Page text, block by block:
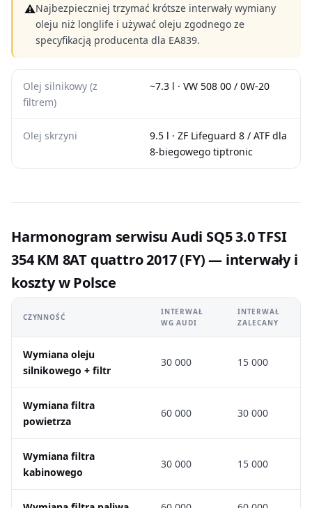
⚠Najbezpieczniej trzymać krótsze interwały wymiany
oleju niż longlife i używać oleju zgodnego ze
specyfikacją producenta dla EA839.
Olej silnikowy (z
filtrem)
~7.3 l · VW 508 00 / 0W-20
Olej skrzyni
9.5 l · ZF Lifeguard 8 / ATF dla
8-biegowego tiptronic
Harmonogram serwisu Audi SQ5 3.0 TFSI
354 KM 8AT quattro 2017 (FY) — interwały i
koszty w Polsce
CZYNNOŚĆ
INTERWAŁ
WG AUDI
INTERWAŁ
ZALECANY
Wymiana oleju
silnikowego + filtr
30 000 15 000
Wymiana filtra
powietrza
60 000 30 000
Wymiana filtra
kabinowego
30 000 15 000